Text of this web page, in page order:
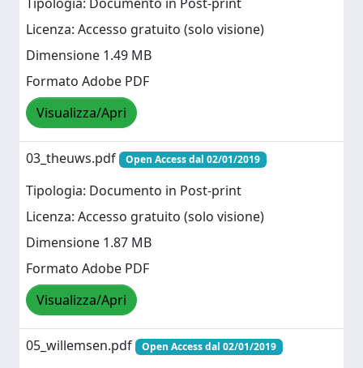
Licenza: Accesso gratuito (solo visione)
Dimensione 1.49 MB
Formato Adobe PDF
Visualizza/Apri
03_theuws.pdf Open Access dal 02/01/2019
Tipologia: Documento in Post-print
Licenza: Accesso gratuito (solo visione)
Dimensione 1.87 MB
Formato Adobe PDF
Visualizza/Apri
05_willemsen.pdf Open Access dal 02/01/2019